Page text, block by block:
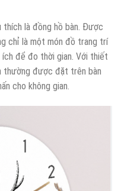
thích là đồng hồ bàn. Được
chỉ là một món đồ trang trí
để đo thời gian. Với thiết
thường được đặt trên bàn
cho không gian.